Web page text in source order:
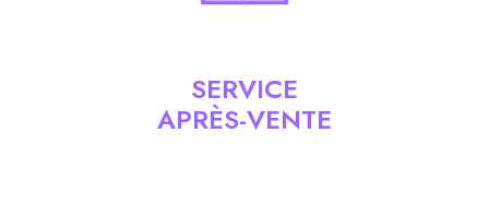
SERVICE
APRÈS-VENTE